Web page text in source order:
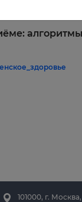
алгоритмы
101000, г.